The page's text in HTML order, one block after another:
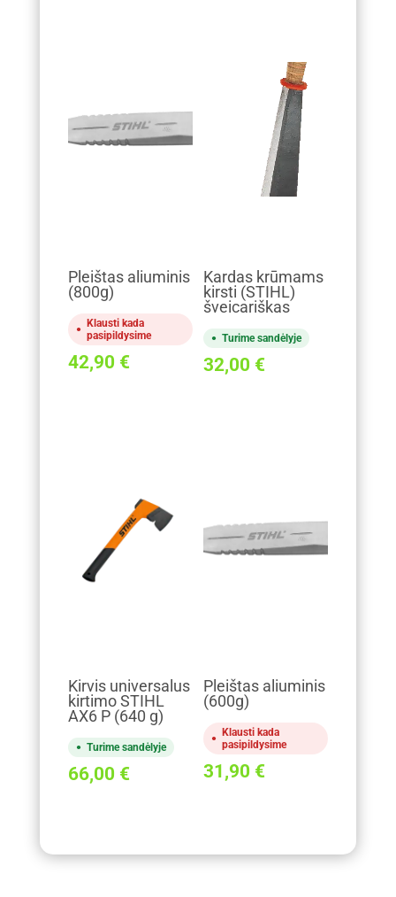
Pleištas aliuminis
(800g)
Klausti kada
pasipildysime
42,90 €
Kardas krūmams
kirsti (STIHL)
šveicariškas
Turime sandėlyje
32,00 €
Kirvis universalus
kirtimo STIHL
AX6 P (640 g)
Turime sandėlyje
66,00 €
Pleištas aliuminis
(600g)
Klausti kada
pasipildysime
31,90 €